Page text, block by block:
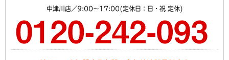
中津川店／9:00～17:00(定休日：日・祝 定休)